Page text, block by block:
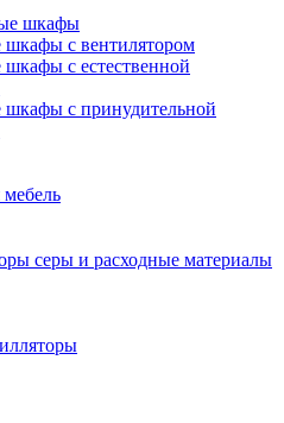
шкафы
с вентилятором
с естественной
с принудительной
мебель
серы и расходные материалы